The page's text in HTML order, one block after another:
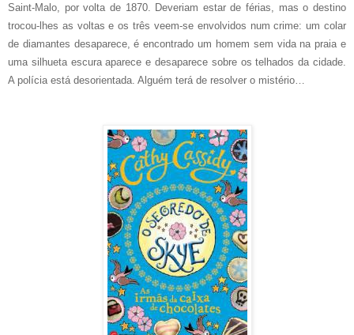
Saint-Malo, por volta de 1870. Deveriam estar de férias, mas o destino
trocou-lhes as voltas e os três veem-se envolvidos num crime: um colar
de diamantes desaparece, é encontrado um homem sem vida na praia e
uma silhueta escura aparece e desaparece sobre os telhados da cidade.
A polícia está desorientada. Alguém terá de resolver o mistério…